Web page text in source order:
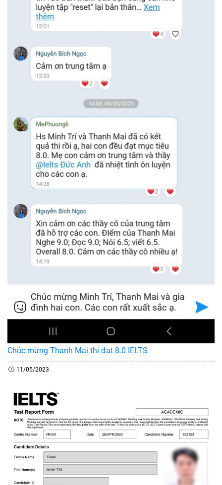
Chúc mừng Thanh Mai thi đạt 8.0 IELTS
11/05/2023